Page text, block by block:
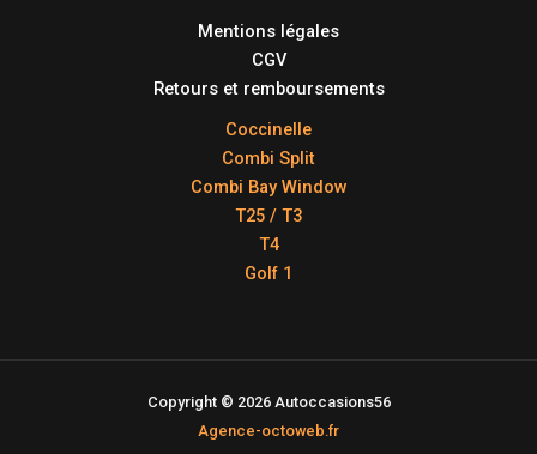
Mentions légales
CGV
Retours et remboursements
Coccinelle
Combi Split
Combi Bay Window
T25 / T3
T4
Golf 1
Copyright © 2026 Autoccasions56
Agence-octoweb.fr